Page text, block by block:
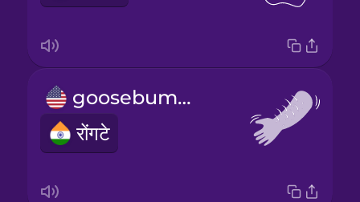
goosebumps
रोंगटे